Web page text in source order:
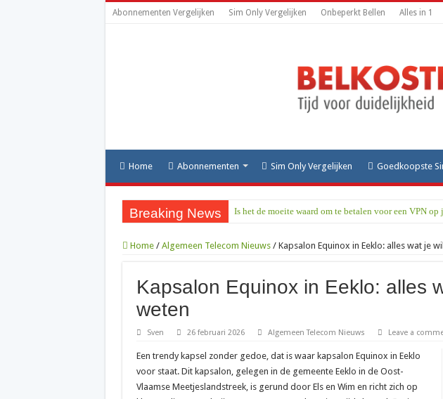
Abonnementen Vergelijken Sim Only Vergelijken Onbeperkt Bellen Alles in 1
Home Abonnementen Sim Only Vergelijken Goedkoopste
Breaking News Is het de moeite waard om te betalen voor een VPN op
Home / Algemeen Telecom Nieuws / Kapsalon Equinox in Eeklo: alles wat je
Kapsalon Equinox in Eeklo: alles
weten
Sven 26 februari 2026 Algemeen Telecom Nieuws Leave a
Een trendy kapsel zonder gedoe, dat is waar kapsalon Equinox in Eeklo
voor staat. Dit kapsalon, gelegen in de gemeente Eeklo in de Oost-
Vlaamse Meetjeslandstreek, is gerund door Els en Wim en richt zich op